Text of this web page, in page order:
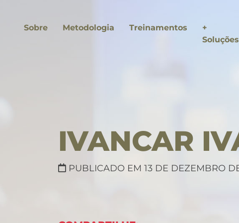
Sobre Metodologia Treinamentos
+
Soluções
IVANCAR
PUBLICADO EM 13 DE DEZEMBRO